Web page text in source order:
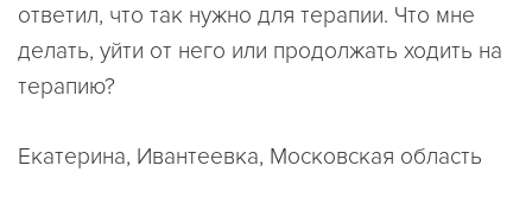
ответил, что так нужно для терапии. Что мне
делать, уйти от него или продолжать ходить на
терапию?
Екатерина, Ивантеевка, Московская область